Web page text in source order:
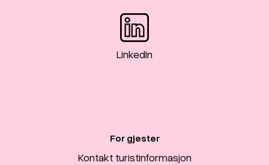
LinkedIn
For gjester
Kontakt turistinformasjon